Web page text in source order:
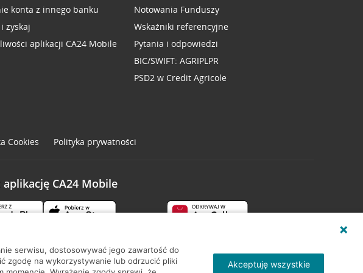
konta z innego banku
zyskaj
aplikacji CA24 Mobile
Notowania Funduszy
Wskaźniki referencyjne
Pytania i odpowiedzi
BIC/SWIFT: AGRIPLPR
PSD2 w Credit Agricole
Cookies Polityka prywatności
aplikację CA24 Mobile
serwisu, dostosowywać jego zawartość do
zgodę na wykorzystywanie lub odrzucić pliki
Akceptuję wszystkie